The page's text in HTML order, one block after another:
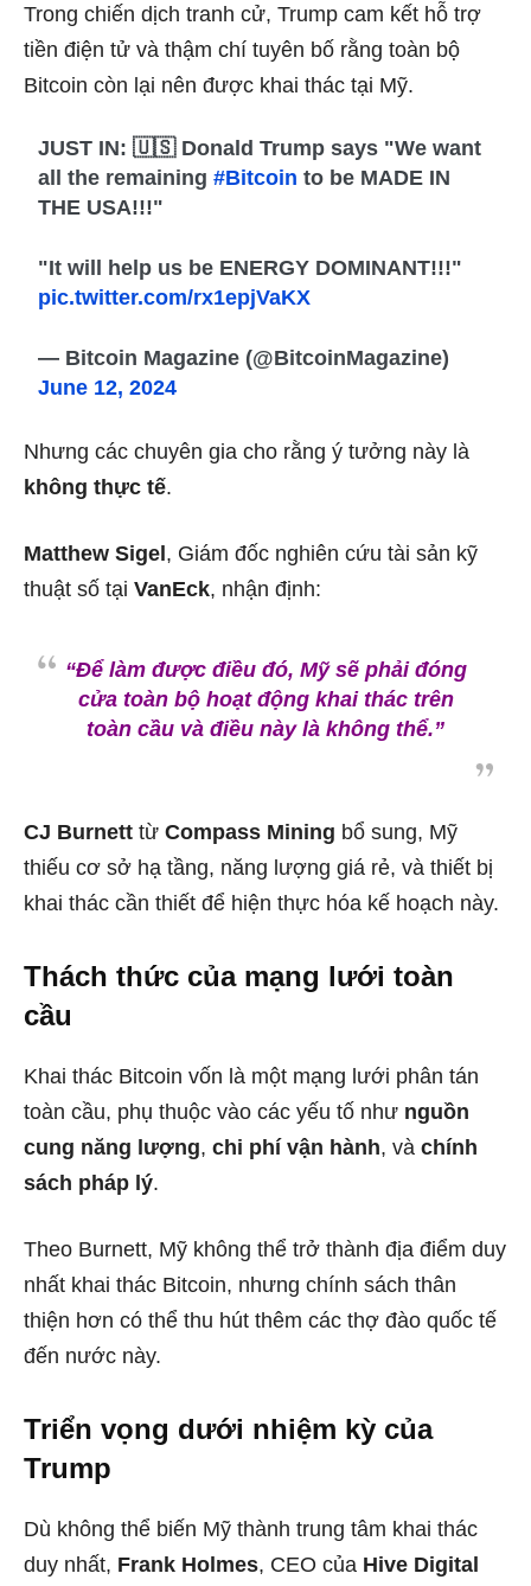
Trong chiến dịch tranh cử, Trump cam kết hỗ trợ
tiền điện tử và thậm chí tuyên bố rằng toàn bộ
Bitcoin còn lại nên được khai thác tại Mỹ.
JUST IN: 🇺🇸 Donald Trump says "We want
all the remaining#Bitcoin to be MADE IN
THE USA!!!"
"It will help us be ENERGY DOMINANT!!!"
pic.twitter.com/rx1epjVaKX
— Bitcoin Magazine (@BitcoinMagazine)
June 12, 2024
Nhưng các chuyên gia cho rằng ý tưởng này là
không thực tế.
Matthew Sigel, Giám đốc nghiên cứu tài sản kỹ
thuật số tại VanEck, nhận định:
“Để làm được điều đó, Mỹ sẽ phải đóng
cửa toàn bộ hoạt động khai thác trên
toàn cầu và điều này là không thể.”
CJ Burnett từ Compass Mining bổ sung, Mỹ
thiếu cơ sở hạ tầng, năng lượng giá rẻ, và thiết bị
khai thác cần thiết để hiện thực hóa kế hoạch này.
Thách thức của mạng lưới toàn
cầu
Khai thác Bitcoin vốn là một mạng lưới phân tán
toàn cầu, phụ thuộc vào các yếu tố như nguồn
cung năng lượng, chi phí vận hành, và chính
sách pháp lý.
Theo Burnett, Mỹ không thể trở thành địa điểm duy
nhất khai thác Bitcoin, nhưng chính sách thân
thiện hơn có thể thu hút thêm các thợ đào quốc tế
đến nước này.
Triển vọng dưới nhiệm kỳ của
Trump
Dù không thể biến Mỹ thành trung tâm khai thác
duy nhất, Frank Holmes, CEO của Hive Digital